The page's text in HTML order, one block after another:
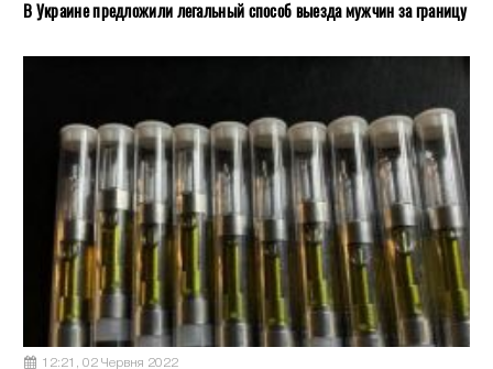
В Украине предложили легальный способ выезда мужчин за границу
12:21, 02 Червня 2022